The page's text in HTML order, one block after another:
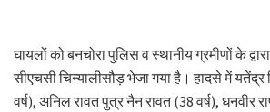
घायलों को बनचोरा पुलिस व स्थानीय ग्रमीणों के
सीएचसी चिन्यालीसौड़ भेजा गया है। हादसे में
वर्ष), अनिल रावत पुत्र नैन रावत (38 वर्ष), धनवीर